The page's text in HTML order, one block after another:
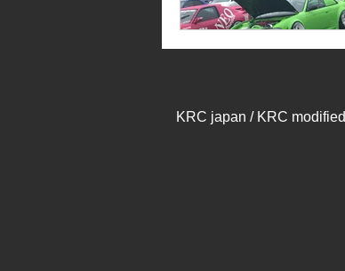
​KRC japan / KRC modified